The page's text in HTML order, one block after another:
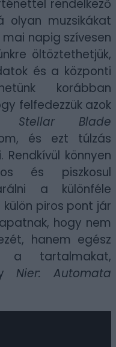
rendelkező
muzsikákat
napig szívesen
öltöztethetjük,
és a központi
korábban
felfedezzük azok
Stellar Blade
és ezt túlzás
Rendkívül könnyen
és piszkosul
a különféle
piros pont jár
hogy nem
hanem egész
a tartalmakat,
Nier: Automata